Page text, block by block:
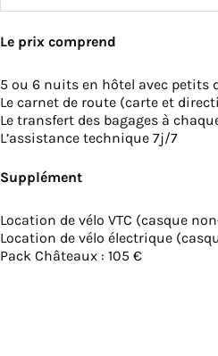
Le prix comprend
5 ou 6 nuits en hôtel avec petits
Le carnet de route (carte et
Le transfert des bagages à
L’assistance technique 7j/7
Supplément
Location de vélo VTC (casque
Location de vélo électrique
Pack Châteaux : 105 €